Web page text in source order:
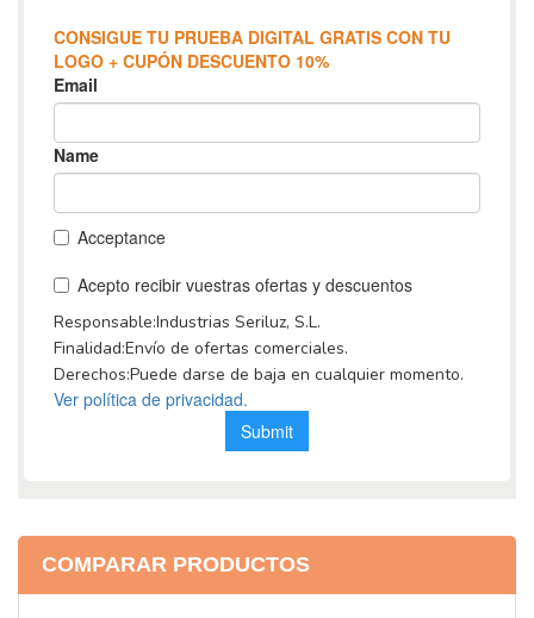
COMPARAR PRODUCTOS